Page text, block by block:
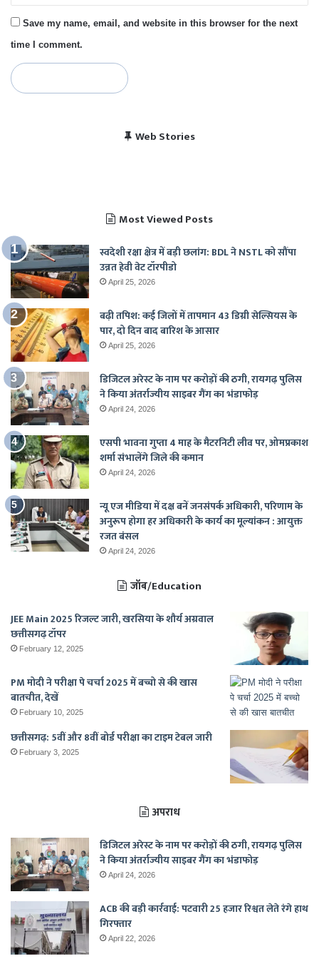
Save my name, email, and website in this browser for the next
time I comment.
Web Stories
विराट कोहली की सेंचुरी से
भारत बनाम पाकिस्तान, हेड
पाकिस्तान में बजा भारत का
चैंपियंस ट्रॉफी 2025 में
Most Viewed Posts
स्वदेशी रक्षा क्षेत्र में बड़ी छलांग: BDL ने NSTL को सौंपा
उन्नत हेवी वेट टॉरपीडो
April 25, 2026
बढ़ी तपिश: कई जिलों में तापमान 43 डिग्री सेल्सियस के
पार, दो दिन बाद बारिश के आसार
April 25, 2026
डिजिटल अरेस्ट के नाम पर करोड़ों की ठगी, रायगढ़ पुलिस
ने किया अंतर्राज्यीय साइबर गैंग का भंडाफोड़
April 24, 2026
एसपी भावना गुप्ता 4 माह के मैटरनिटी लीव पर, ओमप्रकाश
शर्मा संभालेंगे जिले की कमान
April 24, 2026
न्यू एज मीडिया में दक्ष बनें जनसंपर्क अधिकारी, परिणाम के
अनुरूप होगा हर अधिकारी के कार्य का मूल्यांकन : आयुक्त
रजत बंसल
April 24, 2026
जॉब/Education
JEE Main 2025 रिजल्ट जारी, खरसिया के शौर्य अग्रवाल
छत्तीसगढ़ टॉपर
February 12, 2025
PM मोदी ने परीक्षा पे चर्चा 2025 में बच्चो से की खास
बातचीत, देखें
February 10, 2025
छत्तीसगढ़: 5वीं और 8वीं बोर्ड परीक्षा का टाइम टेबल जारी
February 3, 2025
अपराध
डिजिटल अरेस्ट के नाम पर करोड़ों की ठगी, रायगढ़ पुलिस
ने किया अंतर्राज्यीय साइबर गैंग का भंडाफोड़
April 24, 2026
ACB की बड़ी कार्रवाई: पटवारी 25 हजार रिश्वत लेते रंगे हाथ
गिरफ्तार
April 22, 2026